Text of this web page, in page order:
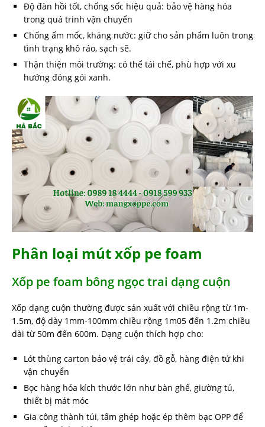
Độ đàn hồi tốt, chống sốc hiệu quả: bảo vệ hàng hóa
trong quá trinh vận chuyển
Chống ẩm mốc, kháng nước: giữ cho sản phẩm luôn trong
tình trạng khô ráo, sạch sẽ.
Thận thiện môi trường: có thể tái chế, phù hợp với xu
hướng đóng gói xanh.
Phân loại mút xốp pe foam
Xốp pe foam bông ngọc trai dạng cuộn
Xốp dạng cuộn thường được sản xuất với chiều rộng từ 1m-
1.5m, độ dày 1mm-100mm chiều rộng 1m05 đến 1.2m chiều
dài từ 50m đến 600m. Dạng cuộn thích hợp cho:
Lót thùng carton bảo vệ trái cây, đồ gỗ, hàng điện tử khi
vận chuyển
Bọc hàng hóa kích thước lớn như bàn ghế, giường tủ,
thiết bị mát móc
Gia công thành túi, tấm ghép hoặc ép thêm bạc OPP để